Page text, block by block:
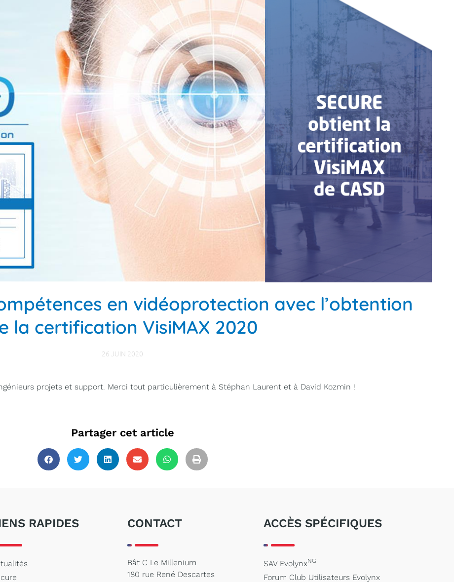
en vidéoprotection avec l’obtention
la certification VisiMAX 2020
26 JUIN 2020
projets et support. Merci tout particulièrement à Stéphan Laurent et à David Kozmin !
Partager cet article
RAPIDES CONTACT
Bât C Le Millenium
180 rue René Descartes
ACCÈS SPÉCIFIQUES
SAV EvolynxNG
Forum Club Utilisateurs Evolynx